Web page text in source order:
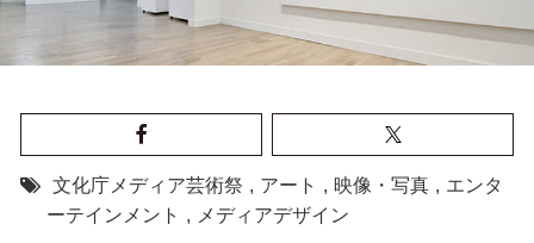
文化庁メディア芸術祭 , アート , 映像・写真 , エンタ
ーテインメント , メディアデザイン